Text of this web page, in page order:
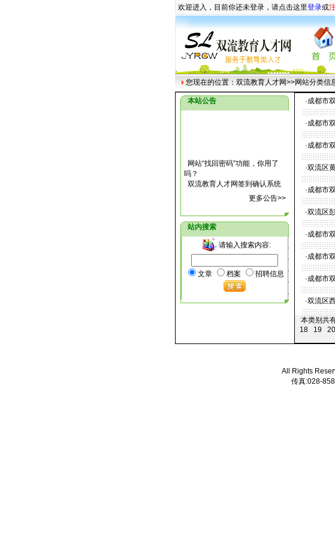
欢迎进入，目前你还未登录，请点击这里登录或
您现在的位置： 双流教育人才网>>网站分类信
本站公告
网站“找回密码”功能，你用了
吗？
双流教育人才网签到确认系统
关于教育人才网注册用户部分
关于双流教育人才网公开测试
双流教育人才网自2007年5月8
日正式进入测试阶段
更多公告>>
站内搜索
请输入搜索内容:
文章 档案 招聘信息
·成都市
·成都市
·成都市
·双流区
·成都市
·双流区
·成都市
·成都市
·成都市
·双流区
本类别共
18
19 20
All Rights
传真:028-